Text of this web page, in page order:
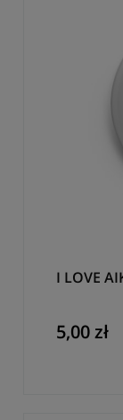
I LOVE
5,00 zł